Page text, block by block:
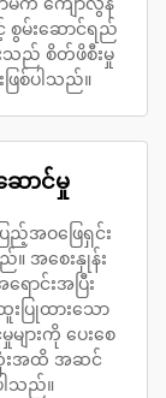
မ်းဆောင်ရည်
းသည် စိတ်ဖိစီးမှု
ြစ်ပါသည်။
ောင်မှု
အဝဖြေရှင်း
အစေးနှုန်း
ောင်းအပြီး
ပြုထားသော
ားကို ပေးစေ
းအထိ အဆင်
ါသည်။